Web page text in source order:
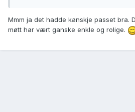
Mmm ja det hadde kanskje passet bra.
møtt har vært ganske enkle og rolige.